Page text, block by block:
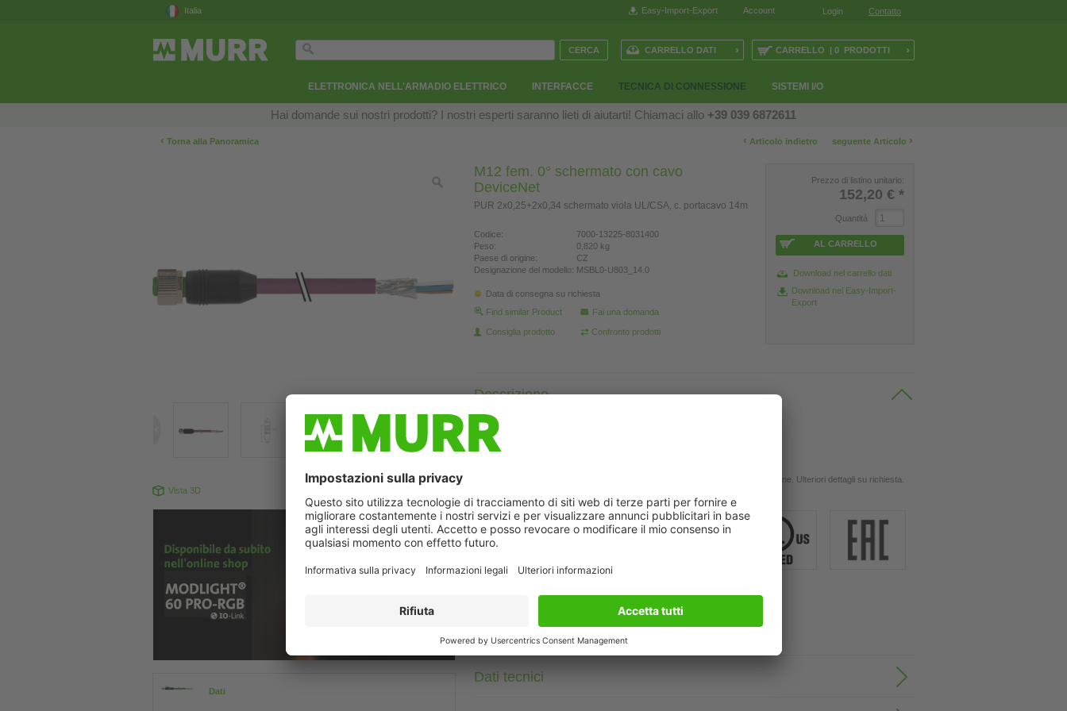
Italia Login Contatto
Account
Easy-Import-Export
ELETTRONICA NELL'ARMADIO ELETTRICO INTERFACCE TECNICA DI CONNESSIONE SISTEMI I/O
CARRELLO | 0 PRODOTTI ›
CARRELLO DATI ›
Hai domande sui nostri prodotti? I nostri esperti saranno lieti di aiutarti! Chiamaci allo +39 039 6872611
‹ Torna alla Panoramica seguente Articolo ›
‹ Articolo indietro
Vista 3D
Dati
M12 fem. 0° schermato con cavo
DeviceNet
PUR 2x0,25+2x0,34 schermato viola UL/CSA, c. portacavo 14m
Codice:
7000-13225-8031400
Peso:
0,820 kg
Paese di origine:
CZ
Designazione del modello: MSBL0-U803_14.0
Data di consegna su richiesta
Find similar Product
Fai una domanda
Consiglia prodotto Confronto prodotti
Prezzo di listino unitario:
152,20 € *
Quantità
AL CARRELLO
Download nel carrello dati
Download nel Easy-Import-
Export
Descrizione
DeviceNet, CANopen
Femmina diritto
M12, 5 poli
La resistenza agli agenti aggressivi deve essere testata per la singola applicazione. Ulteriori dettagli su richiesta.
Dati tecnici